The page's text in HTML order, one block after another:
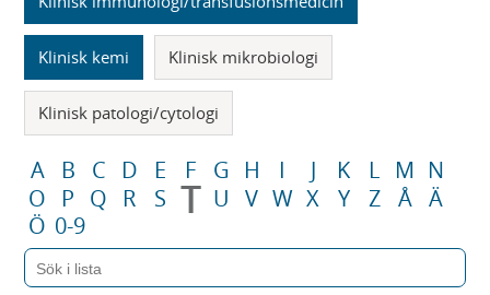
Klinisk kemi Klinisk mikrobiologi
Klinisk patologi/cytologi
A B C D E F G H I J K L M N
O
P Q R S T U V W X Y Z Å Ä
Ö 0-9